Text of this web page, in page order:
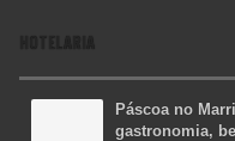
HOTELARIA
Páscoa no
gastronomia,